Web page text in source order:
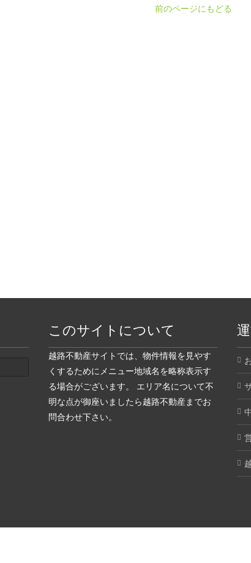
前のページにもどる
このサイトについて
越路不動産サイトでは、物件情報を見やす
くするためにメニュー地域名を略称表示す
る場合がございます。 エリア名について不
明な点が御座いましたら越路不動産までお
問合わせ下さい。